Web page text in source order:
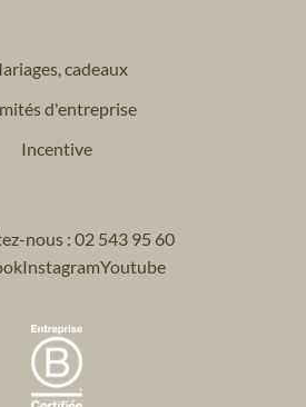
cadeaux
d'entreprise
Incentive
nous : 02 543 95 60
InstagramYoutube